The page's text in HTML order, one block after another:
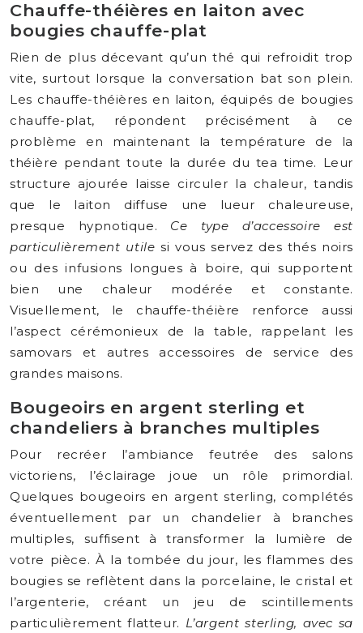
Chauffe-théières en laiton avec
bougies chauffe-plat
Rien de plus décevant qu’un thé qui refroidit trop
vite, surtout lorsque la conversation bat son plein.
Les chauffe-théières en laiton, équipés de bougies
chauffe-plat, répondent précisément à ce
problème en maintenant la température de la
théière pendant toute la durée du tea time. Leur
structure ajourée laisse circuler la chaleur, tandis
que le laiton diffuse une lueur chaleureuse,
presque hypnotique. Ce type d’accessoire est
particulièrement utile si vous servez des thés noirs
ou des infusions longues à boire, qui supportent
bien une chaleur modérée et constante.
Visuellement, le chauffe-théière renforce aussi
l’aspect cérémonieux de la table, rappelant les
samovars et autres accessoires de service des
grandes maisons.
Bougeoirs en argent sterling et
chandeliers à branches multiples
Pour recréer l’ambiance feutrée des salons
victoriens, l’éclairage joue un rôle primordial.
Quelques bougeoirs en argent sterling, complétés
éventuellement par un chandelier à branches
multiples, suffisent à transformer la lumière de
votre pièce. À la tombée du jour, les flammes des
bougies se reflètent dans la porcelaine, le cristal et
l’argenterie, créant un jeu de scintillements
particulièrement flatteur. L’argent sterling, avec sa